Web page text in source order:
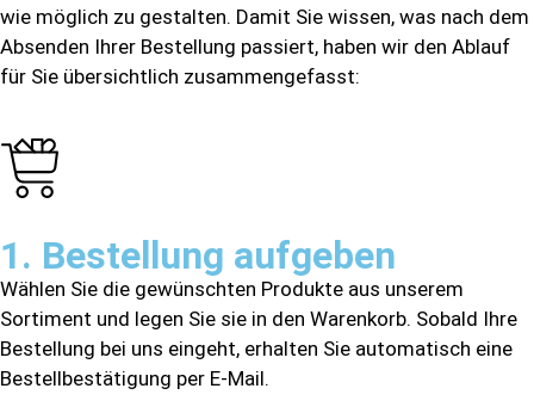
wie möglich zu gestalten. Damit Sie wissen, was nach dem
Absenden Ihrer Bestellung passiert, haben wir den Ablauf
für Sie übersichtlich zusammengefasst:
1. Bestellung aufgeben
Wählen Sie die gewünschten Produkte aus unserem
Sortiment und legen Sie sie in den Warenkorb. Sobald Ihre
Bestellung bei uns eingeht, erhalten Sie automatisch eine
Bestellbestätigung per E-Mail.